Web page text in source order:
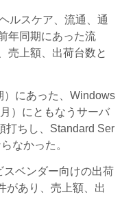
ルスケア、流通、通
年同期にあった流
売上額、出荷台数と
にあった、Windows
）にともなうサーバ
打ちし、Standard Ser
なかった。
ベンダー向けの出荷
があり、売上額、出